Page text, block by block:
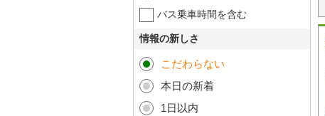
バス乗車時間を含む
情報の新しさ
こだわらない
本日の新着
1日以内